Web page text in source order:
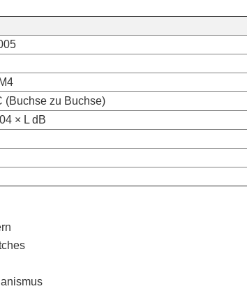
(Buchse zu Buchse)
× L dB